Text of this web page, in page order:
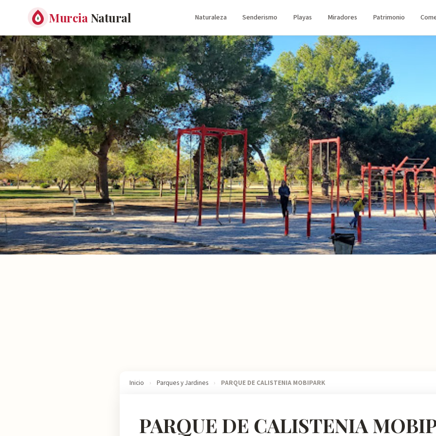
Murcia Natural Naturaleza Senderismo Playas Miradores Patrimonio
Inicio › Parques y Jardines › PARQUE DE CALISTENIA MOBIPARK
PARQUE DE CALISTENIA